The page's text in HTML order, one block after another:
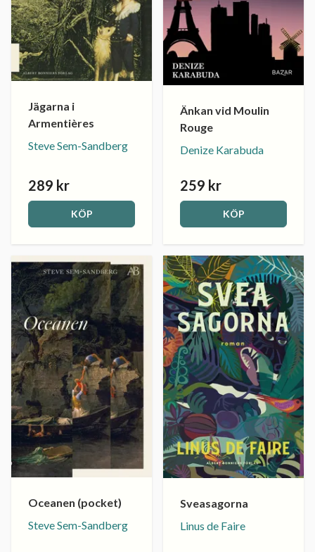
Jägarna i
Armentières
Steve Sem-Sandberg
289 kr
KÖP
Änkan vid Moulin
Rouge
Denize Karabuda
259 kr
KÖP
Oceanen (pocket)
Steve Sem-Sandberg
Sveasagorna
Linus de Faire